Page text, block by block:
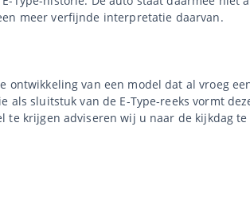
meer verfijnde interpretatie daarvan.
ontwikkeling van een model dat al vroeg
sluitstuk van de E-Type-reeks vormt
te krijgen adviseren wij u naar de kijkdag te